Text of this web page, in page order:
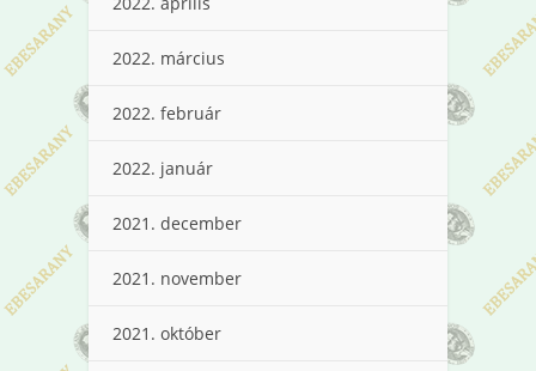
2022. március
2022. február
2022. január
2021. december
2021. november
2021. október